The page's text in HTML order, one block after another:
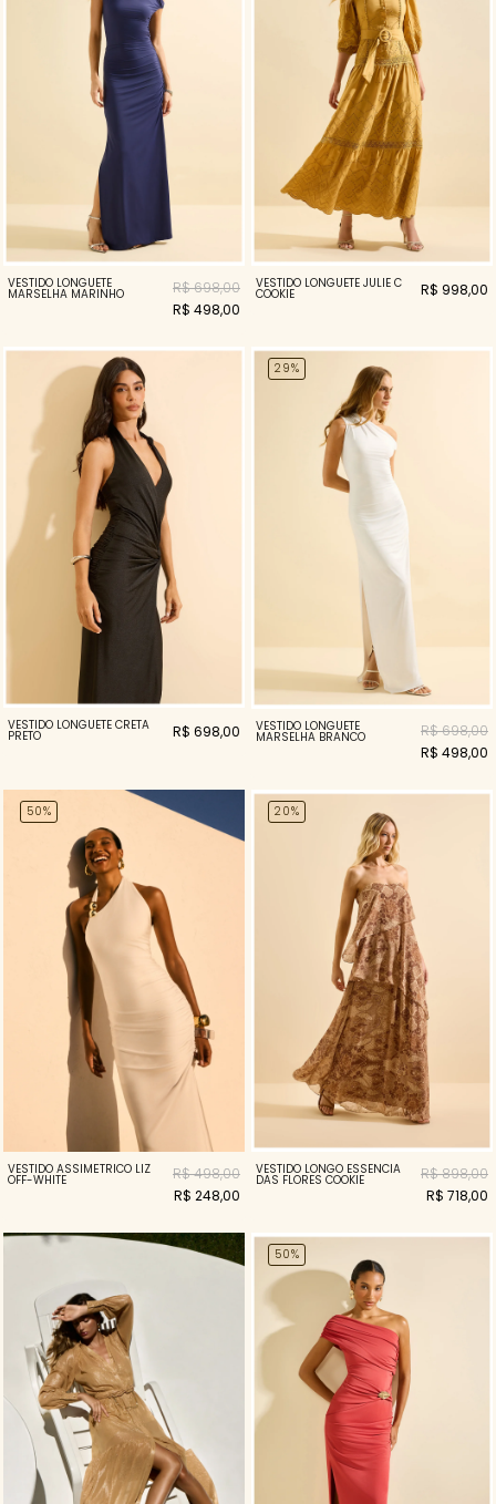
VESTIDO LONGUETE
MARSELHA MARINHO
R$ 698,00
R$ 498,00
VESTIDO LONGUETE JULIE C
COOKIE R$ 998,00
VESTIDO LONGUETE CRETA
PRETO R$ 698,00
29%
VESTIDO LONGUETE
MARSELHA BRANCO
R$ 698,00
R$ 498,00
50%
VESTIDO ASSIMÉTRICO LIZ
OFF-WHITE
R$ 498,00
R$ 248,00
20%
VESTIDO LONGO ESSENCIA
DAS FLORES COOKIE
R$ 898,00
R$ 718,00
50%